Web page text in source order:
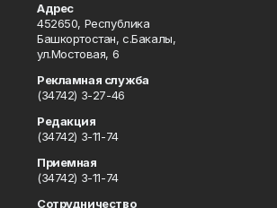
Адрес
452650, Республика
Башкортостан, с.Бакалы,
ул.Мостовая, 6
Рекламная служба
(34742) 3-27-46
Редакция
(34742) 3-11-74
Приемная
(34742) 3-11-74
Сотрудничество